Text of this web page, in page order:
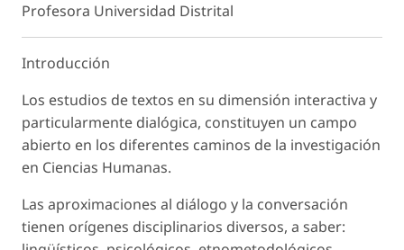
Profesora Universidad Distrital
Introducción
Los estudios de textos en su dimensión interactiva y
particularmente dialógica, constituyen un campo
abierto en los diferentes caminos de la investigación
en Ciencias Humanas.
Las aproximaciones al diálogo y la conversación
tienen orígenes disciplinarios diversos, a saber: